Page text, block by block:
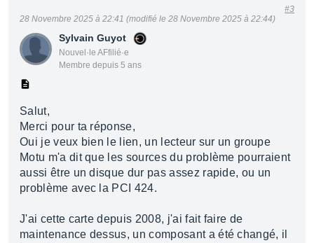
Sylvain Guyot
Nouvel·le AFfilié·e
Membre depuis 5 ans
28 Novembre 2025 à 22:41 (modifié le 28 Novembre 2025 à 22:44)
#3
Salut,
Merci pour ta réponse,
Oui je veux bien le lien, un lecteur sur un groupe
Motu m'a dit que les sources du problème pourraient
aussi être un disque dur pas assez rapide, ou un
problème avec la PCI 424.
J'ai cette carte depuis 2008, j'ai fait faire de
maintenance dessus, un composant a été changé, il